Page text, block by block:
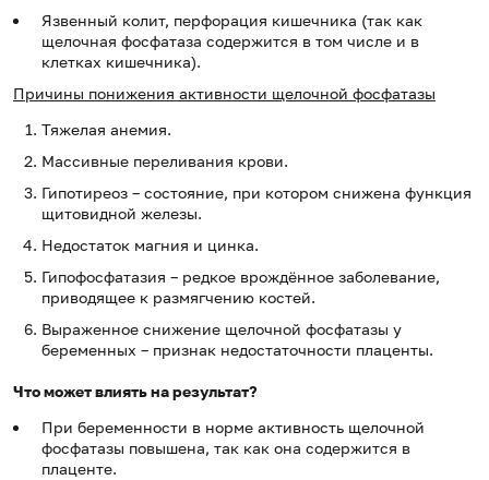
Язвенный колит, перфорация кишечника (так как
щелочная фосфатаза содержится в том числе и в
клетках кишечника).
Причины понижения активности щелочной фосфатазы
Тяжелая анемия.
Массивные переливания крови.
Гипотиреоз – состояние, при котором снижена функция
щитовидной железы.
Недостаток магния и цинка.
Гипофосфатазия – редкое врождённое заболевание,
приводящее к размягчению костей.
Выраженное снижение щелочной фосфатазы у
беременных – признак недостаточности плаценты.
Что может влиять на результат?
При беременности в норме активность щелочной
фосфатазы повышена, так как она содержится в
плаценте.